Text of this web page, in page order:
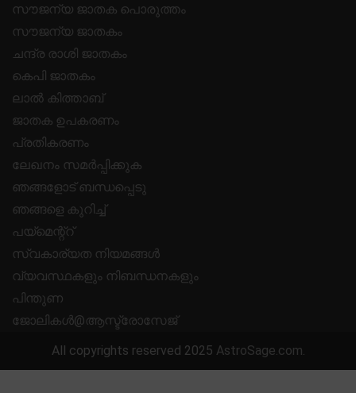
സൗജന്യ ജാതക പൊരുത്തം
സൗജന്യ ജാതകം
ചന്ദ്ര രാശി ജാതകം
കെപി ജാതകം
ലാൽ കിത്താബ്
ജാതക ഉപകരണം
പ്രതികരണം
ലേഖനം സമർപ്പിക്കുക
ഞങ്ങളോട് ബന്ധപ്പെടു
ഞങ്ങളെ കുറിച്ച്
പയ്മെന്റ്റ്
സ്വകാര്യത നിയമങ്ങൾ
വ്യവസ്ഥകളും നിബന്ധനകളും
പിന്തുണ
ജോലികൾ@ആസ്ട്രോസേജ്
All copyrights reserved 2025 AstroSage.com.